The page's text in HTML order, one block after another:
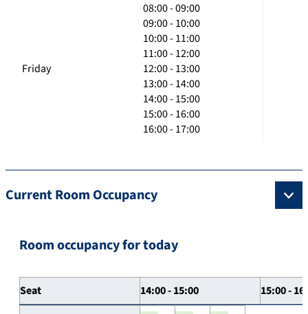
Friday
08:00 - 09:00
09:00 - 10:00
10:00 - 11:00
11:00 - 12:00
12:00 - 13:00
13:00 - 14:00
14:00 - 15:00
15:00 - 16:00
16:00 - 17:00
Current Room Occupancy
Room occupancy for today
Seat 14:00 - 15:00 15:00 -